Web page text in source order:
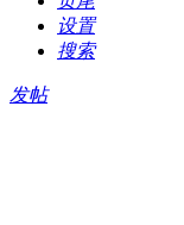
设置
搜索
发帖